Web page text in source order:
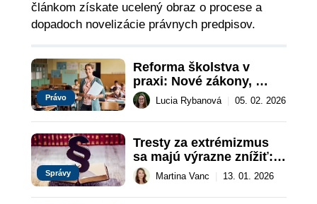
článkom získate ucelený obraz o procese a
dopadoch novelizácie právnych predpisov.
Právo
Reforma školstva v
praxi: Nové zákony,
pravidlá aj povinnosti
Lucia Rybanová 05. 02. 2026
Správy
Tresty za extrémizmus
sa majú výrazne znížiť:
Čo mení návrh SNS v
Trestnom zákone?
Martina Vanc 13. 01. 2026